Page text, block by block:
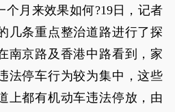
个月来效果如何?19日，记者
几条重点整治道路进行了探
南京路及香港中路看到，家
法停车行为较为集中，这些
上都有机动车违法停放，由